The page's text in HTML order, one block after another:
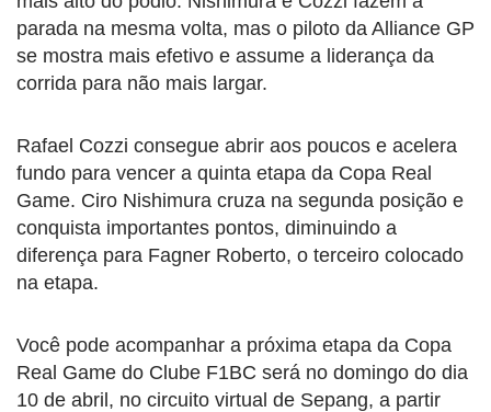
parada na mesma volta, mas o piloto da Alliance GP
se mostra mais efetivo e assume a liderança da
corrida para não mais largar.
Rafael Cozzi consegue abrir aos poucos e acelera
fundo para vencer a quinta etapa da Copa Real
Game. Ciro Nishimura cruza na segunda posição e
conquista importantes pontos, diminuindo a
diferença para Fagner Roberto, o terceiro colocado
na etapa.
Você pode acompanhar a próxima etapa da Copa
Real Game do Clube F1BC será no domingo do dia
10 de abril, no circuito virtual de Sepang, a partir